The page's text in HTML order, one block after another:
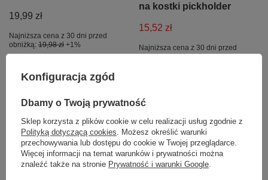
19,99 zł
Najniższa cena z 30 dni przed
obniżką: 19,98 zł +1%
+ Dodaj do porównania
na kostki pickholder
15,52 zł
Najniższa cena z 30 dni przed
obniżką:16,00 zł -3%
Konfiguracja zgód
Dbamy o Twoją prywatność
Sklep korzysta z plików cookie w celu realizacji usług zgodnie z
Polityką dotyczącą cookies. Możesz określić warunki
przechowywania lub dostępu do cookie w Twojej przeglądarce.
Więcej informacji na temat warunków i prywatności można
znaleźć także na stronie Prywatność i warunki Google.